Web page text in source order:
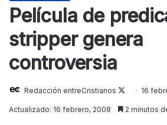
Película de
stripper genera
controversia
Redacción entreCristianos
Follow
on
16
Actualizado: 16 febrero, 2008 2 minutos